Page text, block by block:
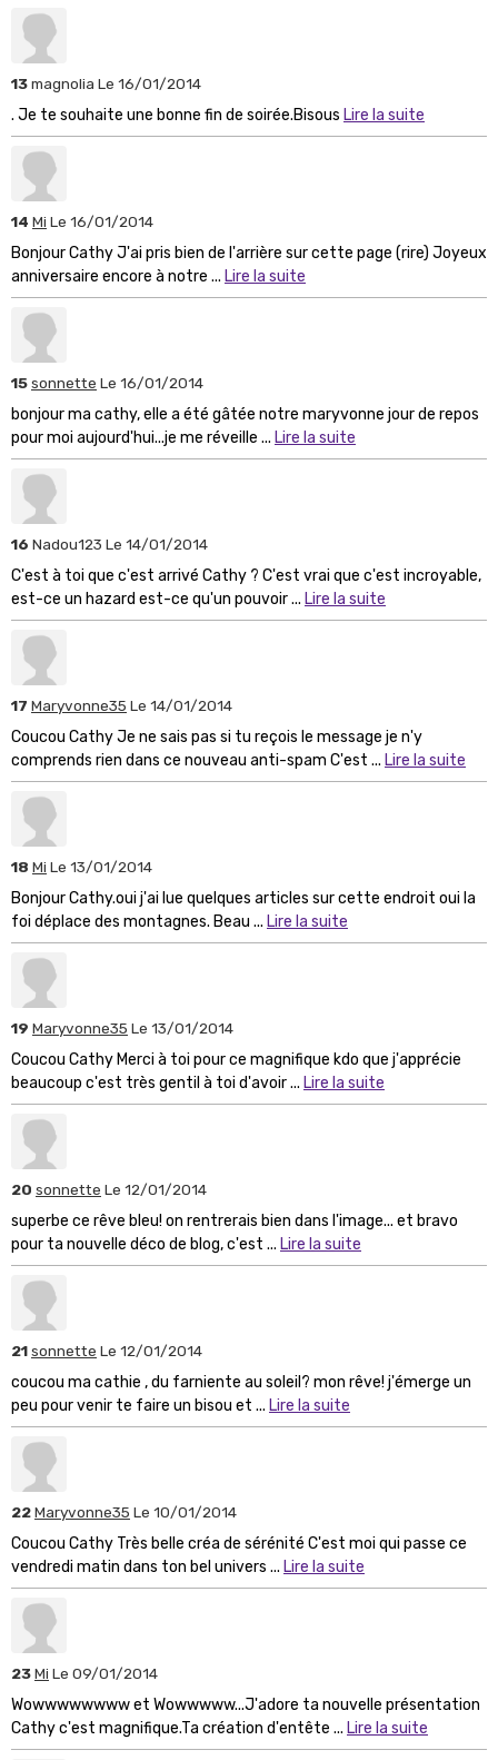
13magnolia Le 16/01/2014
. Je te souhaite une bonne fin de soirée.Bisous Lire la suite
14 Mi Le 16/01/2014
Bonjour Cathy J'ai pris bien de l'arrière sur cette page (rire) Joyeux
anniversaire encore à notre ... Lire la suite
15sonnette Le 16/01/2014
bonjour ma cathy, elle a été gâtée notre maryvonne jour de repos
pour moi aujourd'hui...je me réveille ... Lire la suite
16 Nadou123 Le 14/01/2014
C'est à toi que c'est arrivé Cathy ? C'est vrai que c'est incroyable,
est-ce un hazard est-ce qu'un pouvoir ... Lire la suite
17 Maryvonne35 Le 14/01/2014
Coucou Cathy Je ne sais pas si tu reçois le message je n'y
comprends rien dans ce nouveau anti-spam C'est ... Lire la suite
18 Mi Le 13/01/2014
Bonjour Cathy.oui j'ai lue quelques articles sur cette endroit oui la
foi déplace des montagnes. Beau ... Lire la suite
19 Maryvonne35 Le 13/01/2014
Coucou Cathy Merci à toi pour ce magnifique kdo que j'apprécie
beaucoup c'est très gentil à toi d'avoir ... Lire la suite
20 sonnette Le 12/01/2014
superbe ce rêve bleu! on rentrerais bien dans l'image... et bravo
pour ta nouvelle déco de blog, c'est ... Lire la suite
21sonnette Le 12/01/2014
coucou ma cathie , du farniente au soleil? mon rêve! j'émerge un
peu pour venir te faire un bisou et ... Lire la suite
22Maryvonne35 Le 10/01/2014
Coucou Cathy Très belle créa de sérénité C'est moi qui passe ce
vendredi matin dans ton bel univers ... Lire la suite
23Mi Le 09/01/2014
Wowwwwwwww et Wowwwww...J'adore ta nouvelle présentation
Cathy c'est magnifique.Ta création d'entête ... Lire la suite